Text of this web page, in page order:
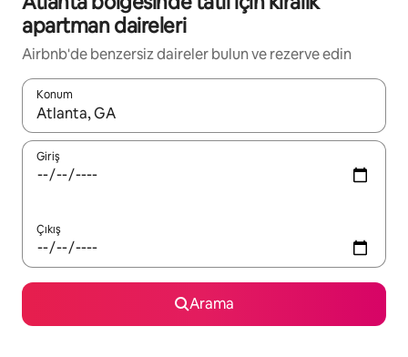
apartman daireleri
Airbnb'de benzersiz daireler bulun ve rezerve edin
Konum
Sonuçlar kullanılabilir olduğunda yukarı ve aşağı oklarıyla
Giriş
Çıkış
Arama